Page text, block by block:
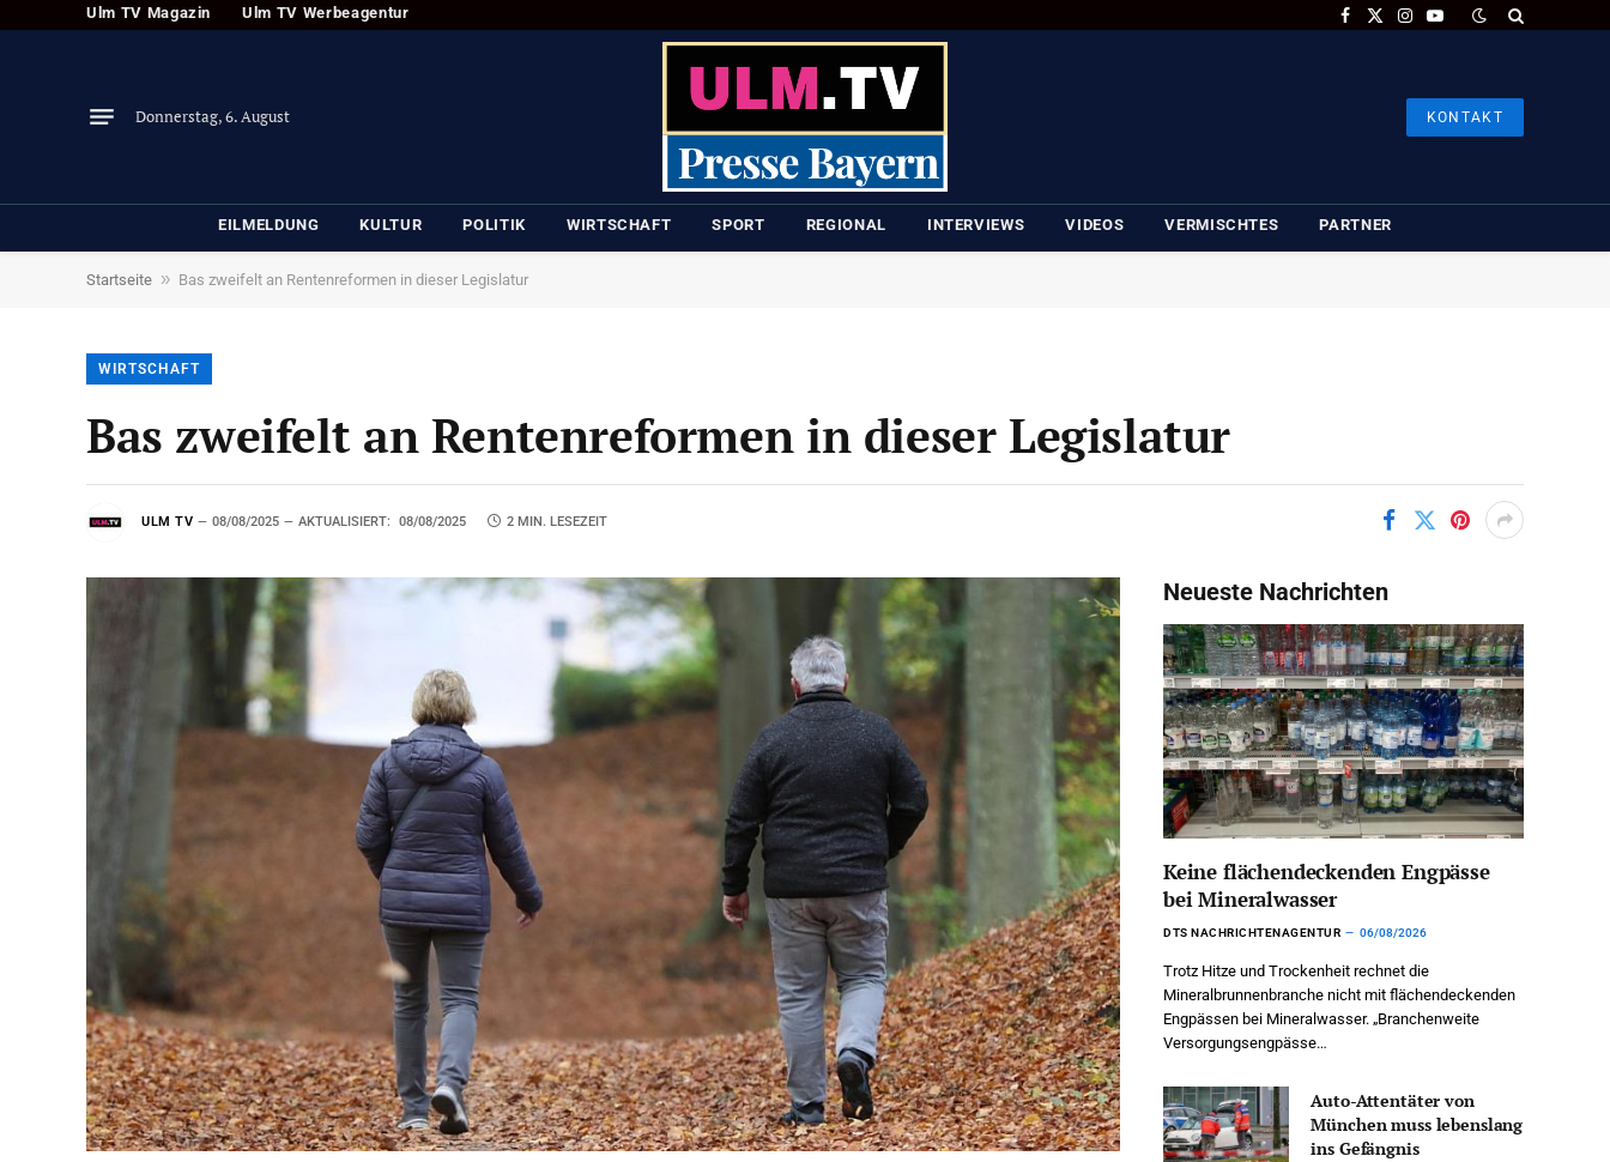
Ulm TV Magazin Ulm TV Werbeagentur
Facebook
X
Instagram
YouTube
Donnerstag, 6. August KONTAKT
EILMELDUNG KULTUR POLITIK WIRTSCHAFT SPORT REGIONAL INTERVIEWS VIDEOS VERMISCHTES PARTNER
Startseite » Bas zweifelt an Rentenreformen in dieser Legislatur
WIRTSCHAFT
Bas zweifelt an Rentenreformen in dieser Legislatur
ULM TV 08/08/2025 AKTUALISIERT: 08/08/2025 2 MIN. LESEZEIT
Neueste Nachrichten
Keine flächendeckenden Engpässe
bei Mineralwasser
DTS NACHRICHTENAGENTUR 06/08/2026
Trotz Hitze und Trockenheit rechnet die
Mineralbrunnenbranche nicht mit flächendeckenden
Engpässen bei Mineralwasser. „Branchenweite
Versorgungsengpässe…
Auto-Attentäter von
München muss lebenslang
ins Gefängnis